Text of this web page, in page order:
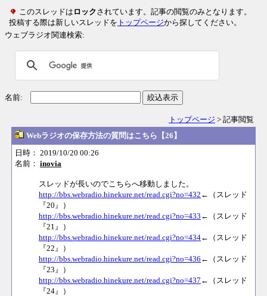
このスレッドは ロックされています。記事の閲覧のみとなります。
投稿する際は新しいスレッドを トップページから探してください。
ウェブラジオ関連検索:
名前: 絞込表示
トップページ > 記事閲覧
Webラジオの保存方法の質問はこちら【26】
日時： 2019/10/20 00:26
名前： inovia
スレッドが長いのでこちらへ移動しました。
http://bbs.webradio.hinekure.net/read.cgi?no=432 ←（スレッド
『20』）
http://bbs.webradio.hinekure.net/read.cgi?no=433 ←（スレッド
『21』）
http://bbs.webradio.hinekure.net/read.cgi?no=434←（スレッド
『22』）
http://bbs.webradio.hinekure.net/read.cgi?no=436 ←（スレッド
『23』）
http://bbs.webradio.hinekure.net/read.cgi?no=437 ←（スレッド
『24』）